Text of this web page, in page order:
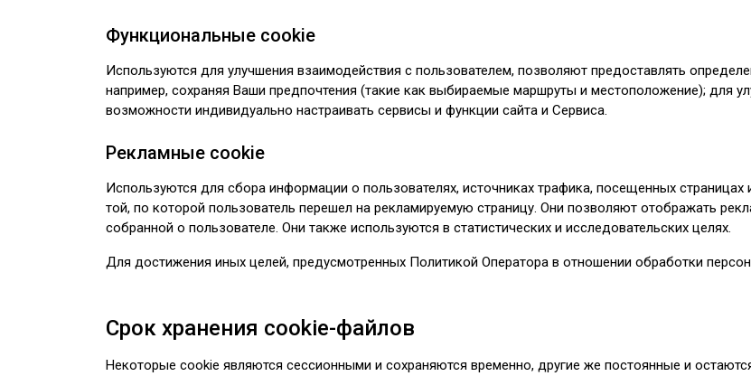
Функциональные cookie
Используются для улучшения взаимодействия с пользователем, позволяют предоставлять
например, сохраняя Ваши предпочтения (такие как выбираемые маршруты и местоположение); для
возможности индивидуально настраивать сервисы и функции сайта и Сервиса.
Рекламные cookie
Используются для сбора информации о пользователях, источниках трафика, посещенных
той, по которой пользователь перешел на рекламируемую страницу. Они позволяют отображать
собранной о пользователе. Они также используются в статистических и исследовательских целях.
Для достижения иных целей, предусмотренных Политикой Оператора в отношении обработки
Срок хранения cookie-файлов
Некоторые cookie являются сессионными и сохраняются временно, другие же постоянные и